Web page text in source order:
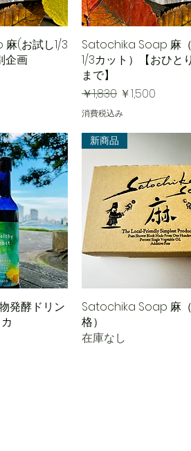
ュー
(お試し1/3
企画
クイックビュ
Satochika Soap 麻
1/3カット）【おひと
まで】
通常価格
￥1,830 セール価格
￥1,500
消費税込み
ュー
発酵ドリン
クイックビュ
新商品
Satochika Soap 麻
格）
在庫なし